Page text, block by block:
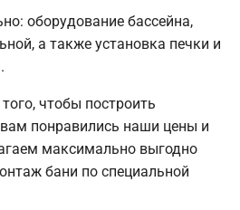
оборудование бассейна,
а также установка печки и
чтобы построить
понравились наши цены и
максимально выгодно
бани по специальной